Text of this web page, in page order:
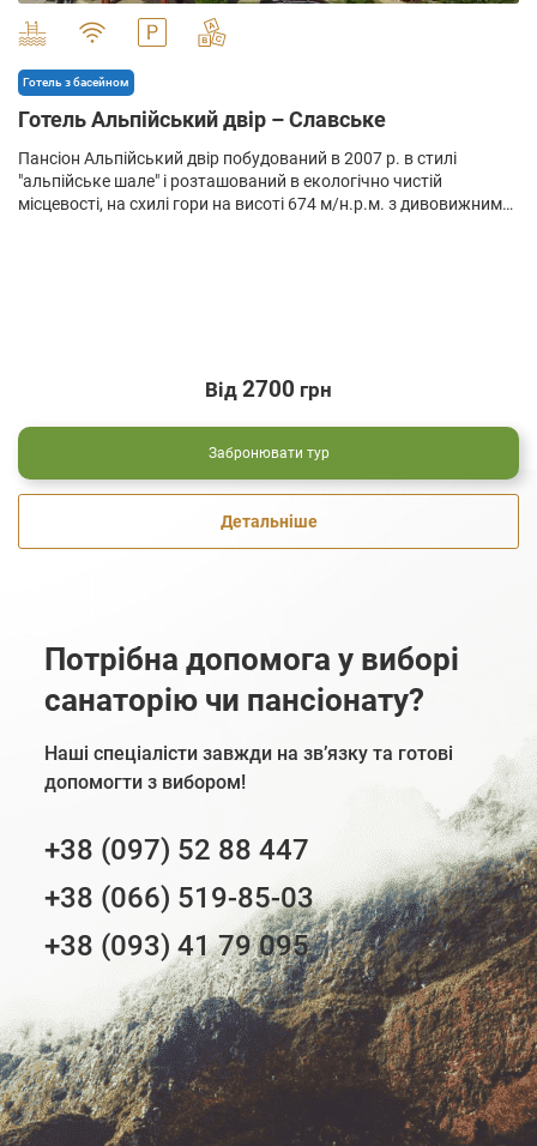
Готель з басейном
Готель Альпійський двір – Славське
Пансіон Альпійський двір побудований в 2007 р. в стилі
"альпійське шале" і розташований в екологічно чистій
місцевості, на схилі гори на висоті 674 м/н.р.м. з дивовижним
Від 2700 грн
Забронювати тур
Детальніше
Потрібна допомога у виборі
санаторію чи пансіонату?
Наші спеціалісти завжди на зв’язку та готові
допомогти з вибором!
+38 (097) 52 88 447
+38 (066) 519-85-03
+38 (093) 41 79 095